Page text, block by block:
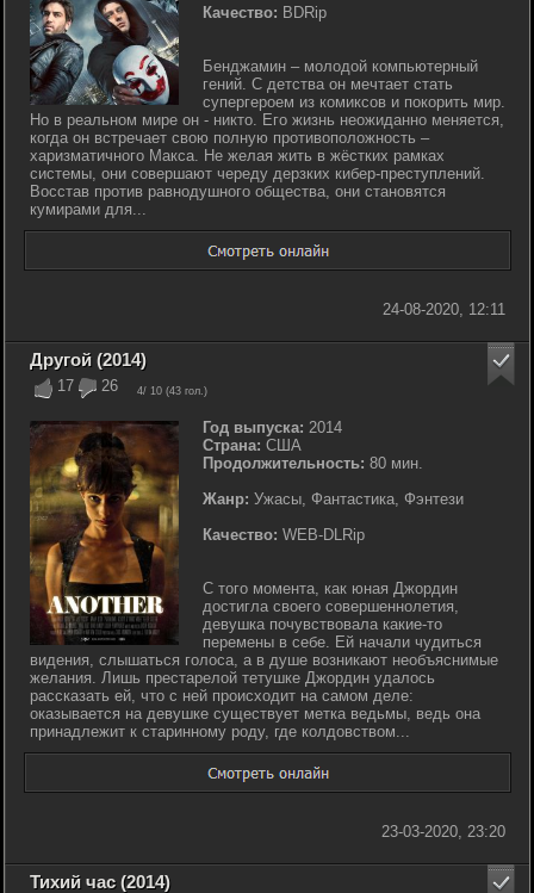
Качество: BDRip
Бенджамин – молодой компьютерный
гений. С детства он мечтает стать
супергероем из комиксов и покорить мир.
Но в реальном мире он - никто. Его жизнь неожиданно меняется,
когда он встречает свою полную противоположность –
харизматичного Макса. Не желая жить в жёстких рамках
системы, они совершают череду дерзких кибер-преступлений.
Восстав против равнодушного общества, они становятся
кумирами для...
24-08-2020, 12:11
17 26 4/ 10 (43 гол.)
Другой (2014)
Год выпуска: 2014
Страна: США
Продолжительность: 80 мин.
Жанр: Ужасы, Фантастика, Фэнтези
Качество: WEB-DLRip
С того момента, как юная Джордин
достигла своего совершеннолетия,
девушка почувствовала какие-то
перемены в себе. Ей начали чудиться
видения, слышаться голоса, а в душе возникают необъяснимые
желания. Лишь престарелой тетушке Джордин удалось
рассказать ей, что с ней происходит на самом деле:
оказывается на девушке существует метка ведьмы, ведь она
принадлежит к старинному роду, где колдовством...
23-03-2020, 23:20
Тихий час (2014)